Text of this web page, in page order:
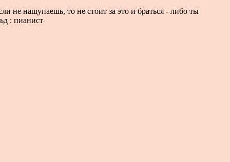
не нащупаешь, то не стоит за это и браться - либо ты
: пианист